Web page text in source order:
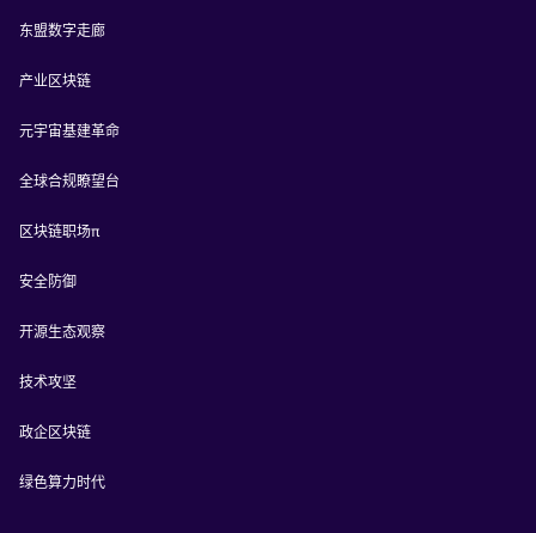
东盟数字走廊
产业区块链
元宇宙基建革命
全球合规瞭望台
区块链职场π
安全防御
开源生态观察
技术攻坚
政企区块链
绿色算力时代